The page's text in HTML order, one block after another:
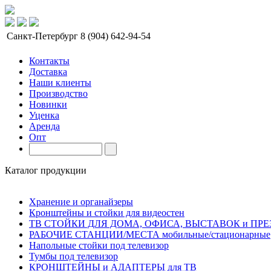
Санкт-Петербург 8 (904) 642-94-54
Контакты
Доставка
Наши клиенты
Производство
Новинки
Уценка
Аренда
Опт
Каталог продукции
Хранение и органайзеры
Кронштейны и стойки для видеостен
ТВ СТОЙКИ ДЛЯ ДОМА, ОФИСА, ВЫСТАВОК и
РАБОЧИЕ СТАНЦИИ/МЕСТА мобильные/стационарные
Напольные стойки под телевизор
Тумбы под телевизор
КРОНШТЕЙНЫ и АДАПТЕРЫ для ТВ